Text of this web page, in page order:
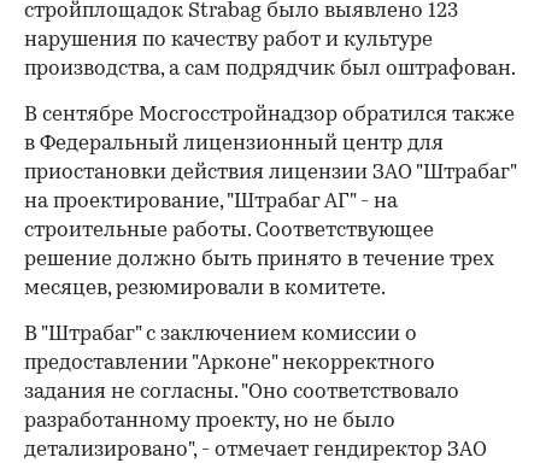
стройплощадок Strabag было выявлено 123
нарушения по качеству работ и культуре
производства, а сам подрядчик был оштрафован.
В сентябре Мосгосстройнадзор обратился также
в Федеральный лицензионный центр для
приостановки действия лицензии ЗАО "Штрабаг"
на проектирование, "Штрабаг АГ" - на
строительные работы. Соответствующее
решение должно быть принято в течение трех
месяцев, резюмировали в комитете.
В "Штрабаг" с заключением комиссии о
предоставлении "Арконе" некорректного
задания не согласны. "Оно соответствовало
разработанному проекту, но не было
детализировано", - отмечает гендиректор ЗАО